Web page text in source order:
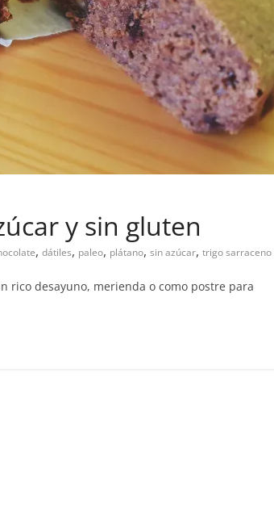
y sin gluten
, dátiles, paleo, plátano, sin azúcar, trigo sarraceno
rico desayuno, merienda o como postre para